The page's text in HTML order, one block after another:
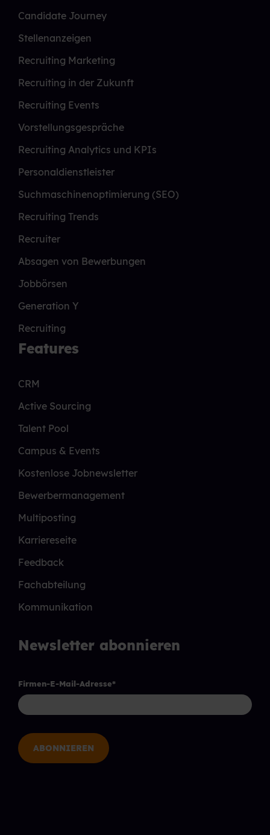
Candidate Journey
Stellenanzeigen
Recruiting Marketing
Recruiting in der Zukunft
Recruiting Events
Vorstellungsgespräche
Recruiting Analytics und KPIs
Personaldienstleister
Suchmaschinenoptimierung (SEO)
Recruiting Trends
Recruiter
Absagen von Bewerbungen
Jobbörsen
Generation Y
Recruiting
Features
CRM
Active Sourcing
Talent Pool
Campus & Events
Kostenlose Jobnewsletter
Bewerbermanagement
Multiposting
Karriereseite
Feedback
Fachabteilung
Kommunikation
Newsletter abonnieren
Firmen-E-Mail-Adresse*